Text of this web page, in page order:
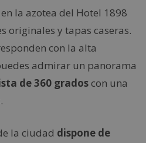
la azotea del Hotel 1898
originales y tapas caseras.
con la alta
admirar un panorama
de 360 gradoscon una
la ciudad dispone de